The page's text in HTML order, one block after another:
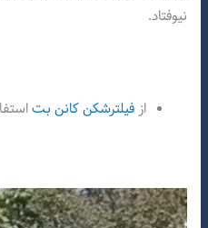
نیوفتاد.
ازفیلترشکن کانن بت
نمایشگر
ویدیو